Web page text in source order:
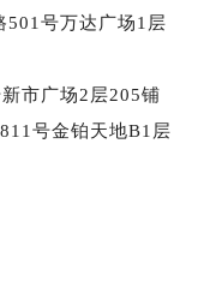
501号万达广场1层
市广场2层205铺
号金铂天地B1层